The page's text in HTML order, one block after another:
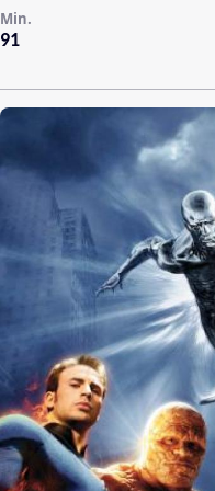
91
Min.